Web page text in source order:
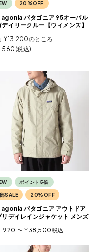
20%OFF
パタゴニア 95オーバル
デイリークルー【ウィメンズ】
¥13,200のところ
税込
ポイント5倍
SALE 20%OFF
パタゴニア アウトドア
リデイレインジャケット メンズ
〜 ¥38,500税込